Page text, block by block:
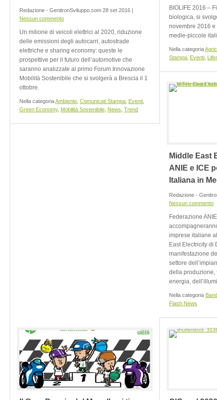
Redazione - GenitronSviluppo.com 28 set 2016 |
Nessun commento
Un milione di veicoli elettrici al 2020, riduzione
delle emissioni degli autocarri, autostrade
elettriche e sharing economy: queste le
prospettive per il futuro dell’automotive che
saranno analizzate al primo Forum Innovazione
Mobilità Sostenibile che si svolgerà a Brescia il 1
ottobre.
Nella categoriaAmbiente Comunicati Stampa Eventi
Green Economy, Mobilità Sostenibile News Trend
BIOLIFE 2016 –
biologica, si
novembre 2016
medie-piccole
Nella categoria
Stampa Eventi
Middle East
ANIE e ICE
Italiana in
Redazione -
Nessun commento
Federazione
imprese italiane
East Electricity di
manifestazione
settore
della produzione,
energia,
Nella categoria
Flash News